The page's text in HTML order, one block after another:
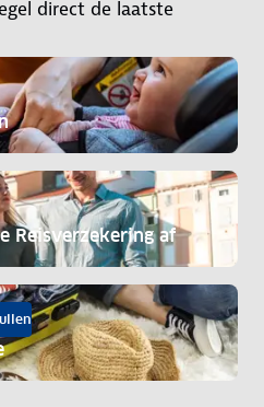
direct de laatste
Reisverzekering af